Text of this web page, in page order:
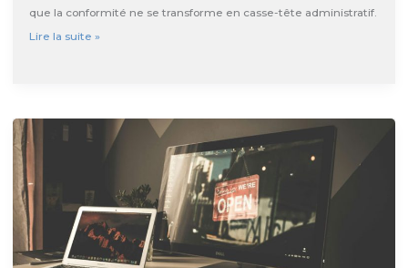
que la conformité ne se transforme en casse-tête administratif.
Facturation
vraiment
en
ordre
depuis
Lire la suite »